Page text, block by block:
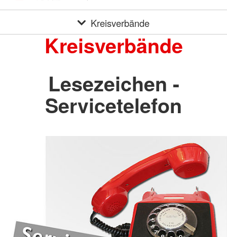
Kreisverbände
Kreisverbände
Lesezeichen -
Servicetelefon